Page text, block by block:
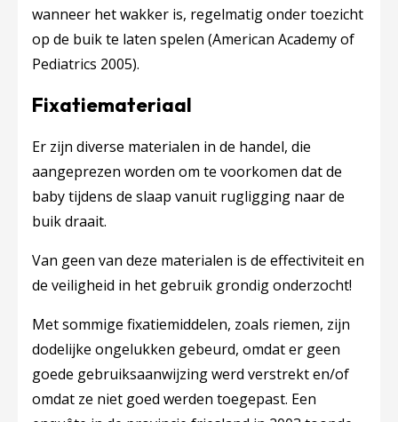
wanneer het wakker is, regelmatig onder toezicht
op de buik te laten spelen (American Academy of
Pediatrics 2005).
Fixatiemateriaal
Er zijn diverse materialen in de handel, die
aangeprezen worden om te voorkomen dat de
baby tijdens de slaap vanuit rugligging naar de
buik draait.
Van geen van deze materialen is de effectiviteit en
de veiligheid in het gebruik grondig onderzocht!
Met sommige fixatiemiddelen, zoals riemen, zijn
dodelijke ongelukken gebeurd, omdat er geen
goede gebruiksaanwijzing werd verstrekt en/of
omdat ze niet goed werden toegepast. Een